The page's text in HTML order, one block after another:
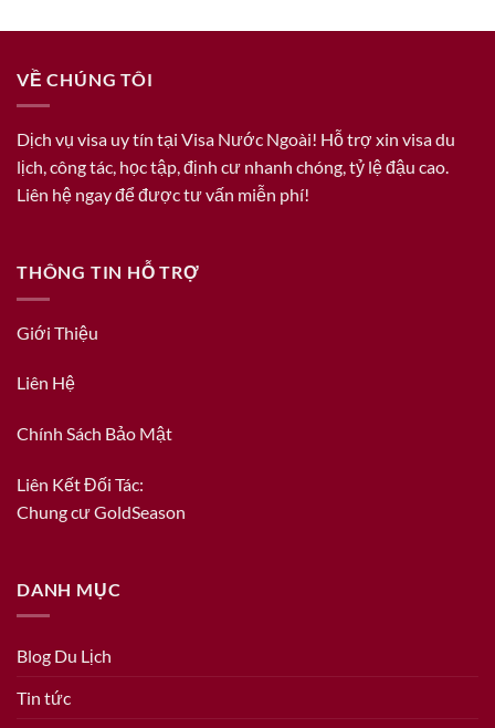
VỀ CHÚNG TÔI
Dịch vụ visa uy tín tại Visa Nước Ngoài! Hỗ trợ xin visa du
lịch, công tác, học tập, định cư nhanh chóng, tỷ lệ đậu cao.
Liên hệ ngay để được tư vấn miễn phí!
THÔNG TIN HỖ TRỢ
Giới Thiệu
Liên Hệ
Chính Sách Bảo Mật
Liên Kết Đối Tác:
Chung cư GoldSeason
DANH MỤC
Blog Du Lịch
Tin tức